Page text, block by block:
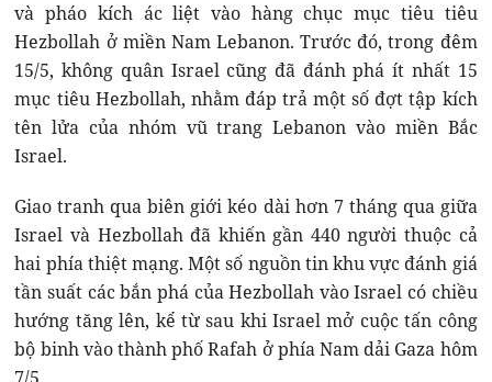
và pháo kích ác liệt vào hàng chục mục tiêu tiêu
Hezbollah ở miền Nam Lebanon. Trước đó, trong đêm
15/5, không quân Israel cũng đã đánh phá ít nhất 15
mục tiêu Hezbollah, nhằm đáp trả một số đợt tập kích
tên lửa của nhóm vũ trang Lebanon vào miền Bắc
Israel.
Giao tranh qua biên giới kéo dài hơn 7 tháng qua giữa
Israel và Hezbollah đã khiến gần 440 người thuộc cả
hai phía thiệt mạng. Một số nguồn tin khu vực đánh giá
tần suất các bắn phá của Hezbollah vào Israel có chiều
hướng tăng lên, kể từ sau khi Israel mở cuộc tấn công
bộ binh vào thành phố Rafah ở phía Nam dải Gaza hôm